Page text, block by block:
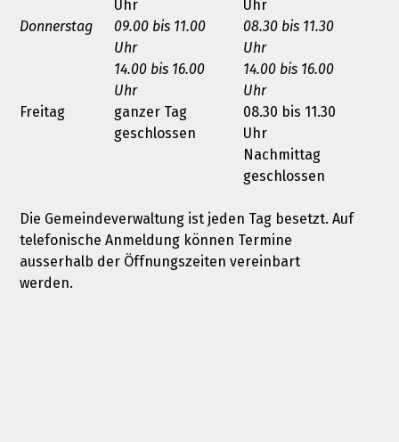
Uhr
Uhr
Donnerstag
09.00 bis 11.00
Uhr
08.30 bis 11.30
Uhr
14.00 bis 16.00
Uhr
14.00 bis 16.00
Uhr
Freitag
ganzer Tag
geschlossen
08.30 bis 11.30
Uhr
Nachmittag
geschlossen
Die Gemeindeverwaltung ist jeden Tag besetzt. Auf
telefonische Anmeldung können Termine
ausserhalb der Öffnungszeiten vereinbart
werden.